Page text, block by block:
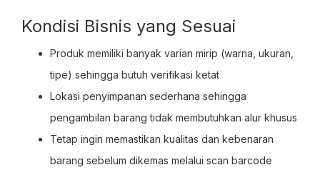
Kondisi Bisnis yang Sesuai
Produk memiliki banyak varian mirip (warna, ukuran,
tipe) sehingga butuh verifikasi ketat
Lokasi penyimpanan sederhana sehingga
pengambilan barang tidak membutuhkan alur khusus
Tetap ingin memastikan kualitas dan kebenaran
barang sebelum dikemas melalui scan barcode